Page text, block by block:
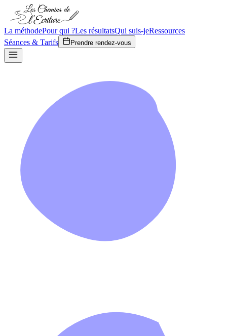
La méthodePour qui ?Les résultatsQui suis-jeRessources
Séances & Tarifs
Prendre rendez-vous